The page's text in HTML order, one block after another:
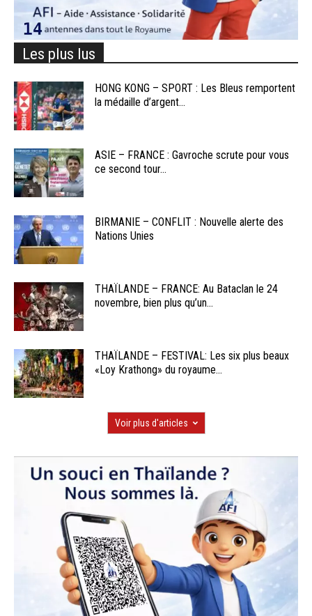
Les plus lus
HONG KONG – SPORT : Les Bleus remportent
la médaille d’argent...
ASIE – FRANCE : Gavroche scrute pour vous
ce second tour...
BIRMANIE – CONFLIT : Nouvelle alerte des
Nations Unies
THAÏLANDE – FRANCE: Au Bataclan le 24
novembre, bien plus qu’un...
THAÏLANDE – FESTIVAL: Les six plus beaux
«Loy Krathong» du royaume...
Voir plus d'articles